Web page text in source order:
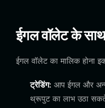
ईगल वॉलेट के
ईगल वॉलेट का मालिक होना
ट्रेडिंग: आप ईगल और अन्य
थ्रूपुट का लाभ उठा